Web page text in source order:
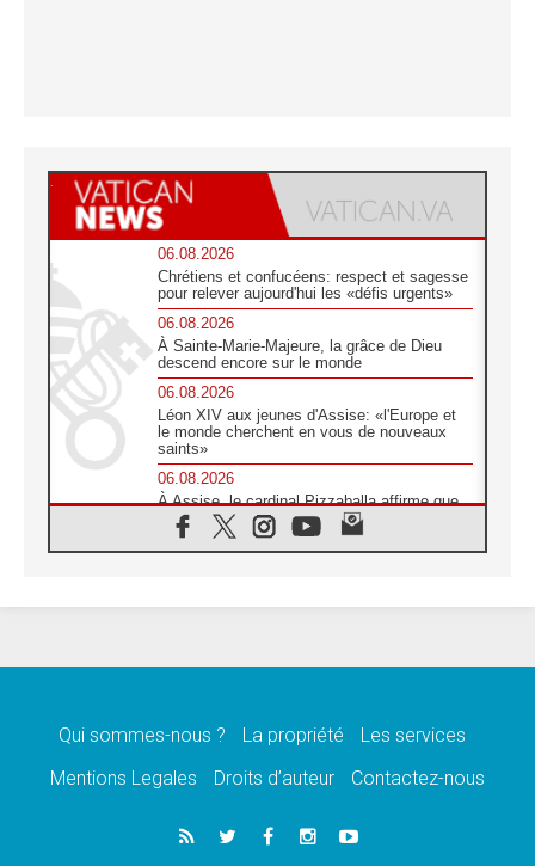
06.08.2026
Chrétiens et confucéens: respect et sagesse
pour relever aujourd'hui les «défis urgents»
06.08.2026
À Sainte-Marie-Majeure, la grâce de Dieu
descend encore sur le monde
06.08.2026
Léon XIV aux jeunes d'Assise: «l'Europe et
le monde cherchent en vous de nouveaux
saints»
06.08.2026
À Assise, le cardinal Pizzaballa affirme que
«les chrétiens veulent la paix»
06.08.2026
message de paix et de dignité humaine»
«La visite du Pape en Uruguay renforcera
05.08.2026
Le nonce en Ukraine: «Il est inquiétant
Qui sommes-nous ? La propriété
Les services
Mentions Legales
Droits d’auteur Contactez-nous